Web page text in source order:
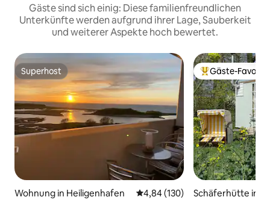
Gäste sind sich einig: Diese familienfreundlichen
Unterkünfte werden aufgrund ihrer Lage, Sauberkeit
und weiterer Aspekte hoch bewertet.
Superhost
Superhost
Wohnung in Heiligenhafen Durchschnittliche Bewertung:
4,84 (130)
Beliebter Gäste-
Gäste-Favorit
Schäferhütte in